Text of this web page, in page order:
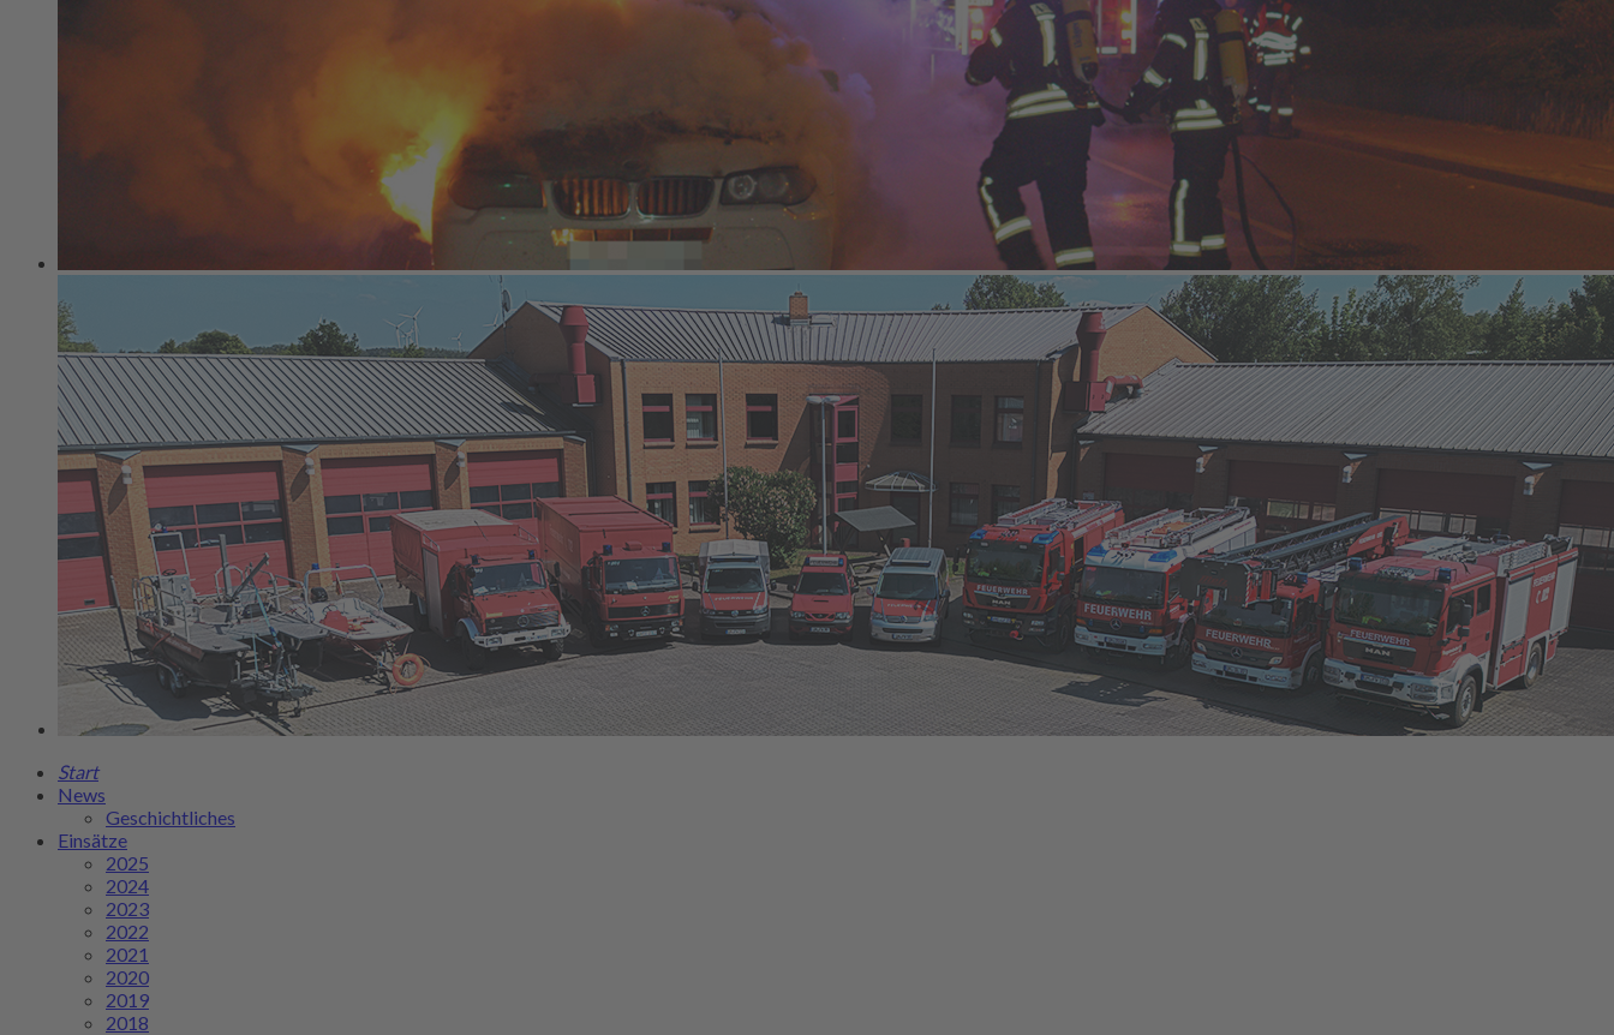
Start
News
Geschichtliches
Einsätze
2025
2024
2023
2022
2021
2020
2019
2018